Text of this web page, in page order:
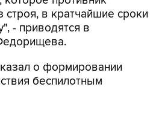
строя, в кратчайшие сроки
- приводятся в
о формировании
беспилотным